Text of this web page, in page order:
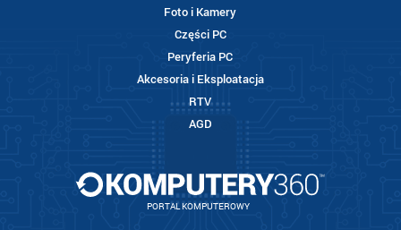
Foto i Kamery
Części PC
Peryferia PC
Akcesoria i Eksploatacja
RTV
AGD
PORTAL KOMPUTEROWY